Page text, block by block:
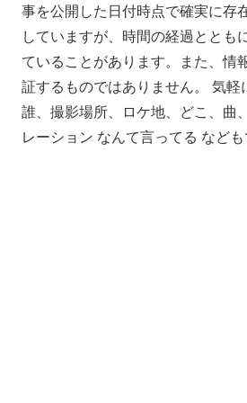
事を公開した日付時点で確実に存
していますが、時間の経過ととも
ていることがあります。また、情
証するものではありません。 気軽
誰、撮影場所、ロケ地、どこ、曲
レーション なんて言ってる など